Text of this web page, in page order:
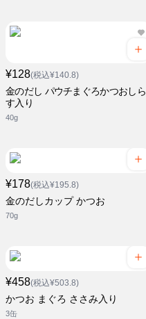
¥128(税込¥140.8)
金のだし パウチまぐろかつおしら
す入り
40g
¥178(税込¥195.8)
金のだしカップ かつお
70g
¥458(税込¥503.8)
かつお まぐろ ささみ入り
3缶